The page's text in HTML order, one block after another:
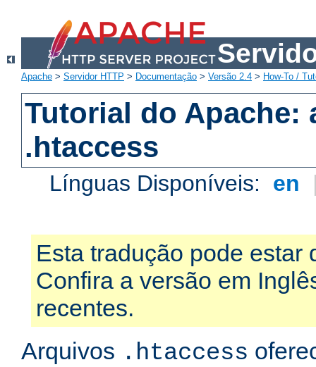
Apache > Servidor HTTP > Documentação > Versão 2.4 > How-To /
Tutorial do Apache:
.htaccess
Línguas Disponíveis: en
Esta tradução pode estar
Confira a versão em
recentes.
Arquivos .htaccess